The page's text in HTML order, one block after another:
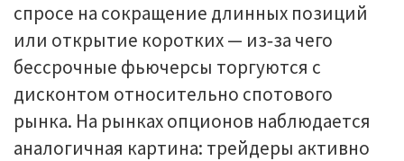
спросе на сокращение длинных позиций
или открытие коротких — из‑за чего
бессрочные фьючерсы торгуются с
дисконтом относительно спотового
рынка. На рынках опционов наблюдается
аналогичная картина: трейдеры активно